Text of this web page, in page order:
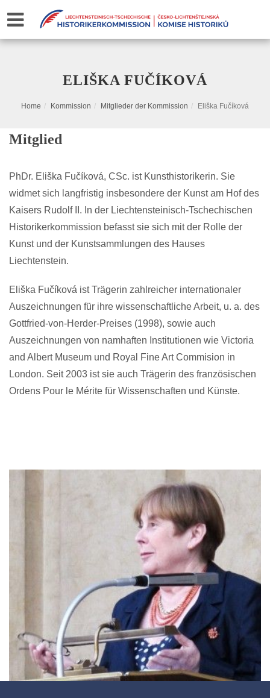
ELIŠKA FUČÍKOVÁ
Home Kommission Mitglieder der Kommission Eliška Fučíková
Mitglied
PhDr. Eliška Fučíková, CSc. ist Kunsthistorikerin. Sie
widmet sich langfristig insbesondere der Kunst am Hof ​​des
Kaisers Rudolf II. In der Liechtensteinisch-Tschechischen
Historikerkommission befasst sie sich mit der Rolle der
Kunst und der Kunstsammlungen des Hauses
Liechtenstein.
Eliška Fučíková ist Trägerin zahlreicher internationaler
Auszeichnungen für ihre wissenschaftliche Arbeit, u. a. des
Gottfried-von-Herder-Preises (1998), sowie auch
Auszeichnungen von namhaften Institutionen wie Victoria
and Albert Museum und Royal Fine Art Commision in
London. Seit 2003 ist sie auch Trägerin des französischen
Ordens Pour le Mérite für Wissenschaften und Künste.